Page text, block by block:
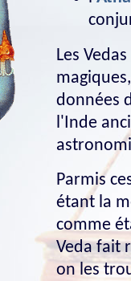
Les
données
l'Inde
Parmis
étant la
comme
Veda fait
on les